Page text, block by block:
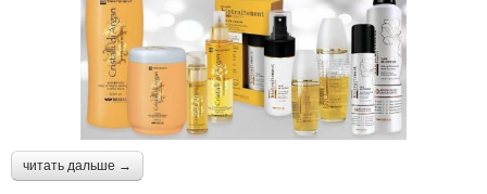
читать дальше →